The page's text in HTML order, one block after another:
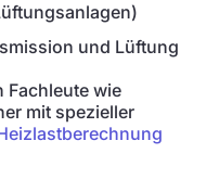
und Lüftung
Fachleute wie
mit spezieller